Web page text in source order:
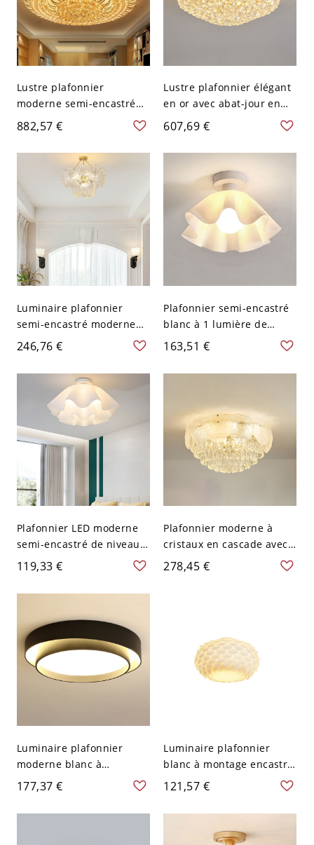
Lustre plafonnier
moderne semi-encastré
en cristal doré avec abat-
jour en verre dépoli - 110
V-120 V 100,33 cm
882,57 €
Lustre plafonnier élégant
en or avec abat-jour en
cristal transparent - 110
V-120 V 49,53 cm
607,69 €
Luminaire plafonnier
semi-encastré moderne
en verre transparent avec
base d'ampoule E12/E14 -
5" - 110 V-120 V 45,72 cm
246,76 €
Plafonnier semi-encastré
blanc à 1 lumière de
niveau 1 de style moderne
pour usage résidentiel -
110 V-120 V 30,48 cm
163,51 €
Plafonnier LED moderne
semi-encastré de niveau
blanc avec abat-jour en
acrylique - 110 V-120 V
35,56 cm
119,33 €
Plafonnier moderne à
cristaux en cascade avec
abat-jour transparent -
110 V-120 V 49,53 cm
278,45 €
Luminaire plafonnier
moderne blanc à
plusieurs niveaux avec
abat-jour en acrylique et
ampoules LED - Noir 110
177,37 €
Luminaire plafonnier
blanc à montage encastré
avec abat-jour en
acrylique pour maison
moderne - 110 V-120 V
121,57 €